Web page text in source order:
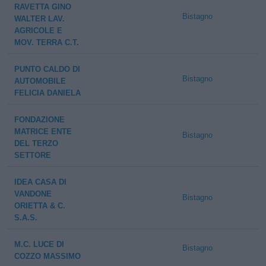
RAVETTA GINO
WALTER LAV.
AGRICOLE E
MOV. TERRA C.T.
Bistagno
PUNTO CALDO DI
AUTOMOBILE
FELICIA DANIELA
Bistagno
FONDAZIONE
MATRICE ENTE
DEL TERZO
SETTORE
Bistagno
IDEA CASA DI
VANDONE
ORIETTA & C.
S.A.S.
Bistagno
M.C. LUCE DI
COZZO MASSIMO
Bistagno